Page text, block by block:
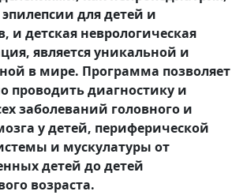
для детей и
и детская неврологическая
является уникальной и
в мире. Программа позволяет
проводить диагностику и
заболеваний головного и
у детей, периферической
и мускулатуры от
детей до детей
возраста.